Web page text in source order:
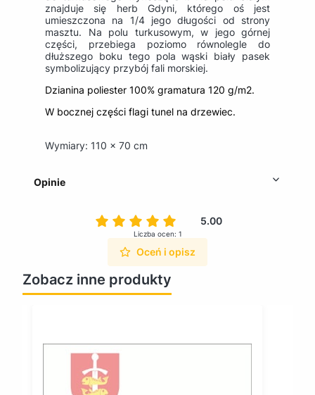
znajduje się herb Gdyni, którego oś jest
umieszczona na 1/4 jego długości od strony
masztu. Na polu turkusowym, w jego górnej
części, przebiega poziomo równolegle do
dłuższego boku tego pola wąski biały pasek
symbolizujący przybój fali morskiej.
Dzianina poliester 100% gramatura 120 g/m2.
W bocznej części flagi tunel na drzewiec.
Wymiary: 110 x 70 cm
Opinie
5.00
Liczba ocen: 1
Oceń i opisz
Zobacz inne produkty